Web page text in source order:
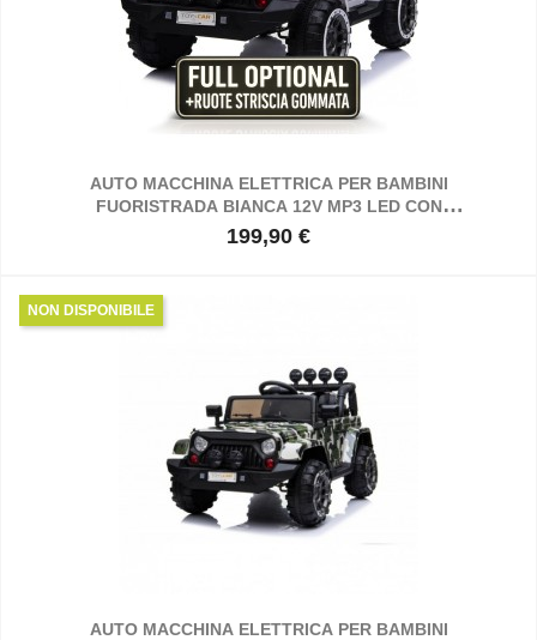
AUTO MACCHINA ELETTRICA PER BAMBINI
FUORISTRADA BIANCA 12V MP3 LED CON
TELECOMANDO FULL OPTIONAL SEDILI IN PELLE
Prezzo
199,90 €
AUTO MACCHINA ELETTRICA PER BAMBINI
NON DISPONIBILE